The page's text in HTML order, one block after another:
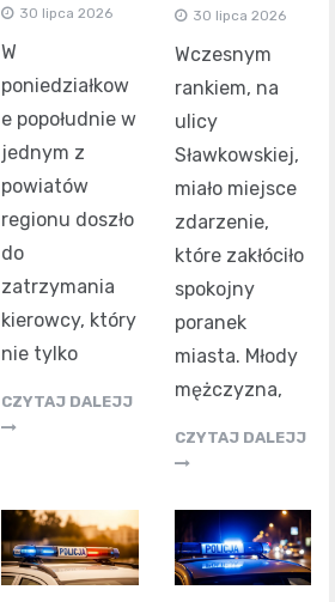
30 lipca 2026
W
poniedziałkow
e popołudnie w
jednym z
powiatów
regionu doszło
do
zatrzymania
kierowcy, który
nie tylko
CZYTAJ DALEJJ
30 lipca 2026
Wczesnym
rankiem, na
ulicy
Sławkowskiej,
miało miejsce
zdarzenie,
które zakłóciło
spokojny
poranek
miasta. Młody
mężczyzna,
CZYTAJ DALEJJ